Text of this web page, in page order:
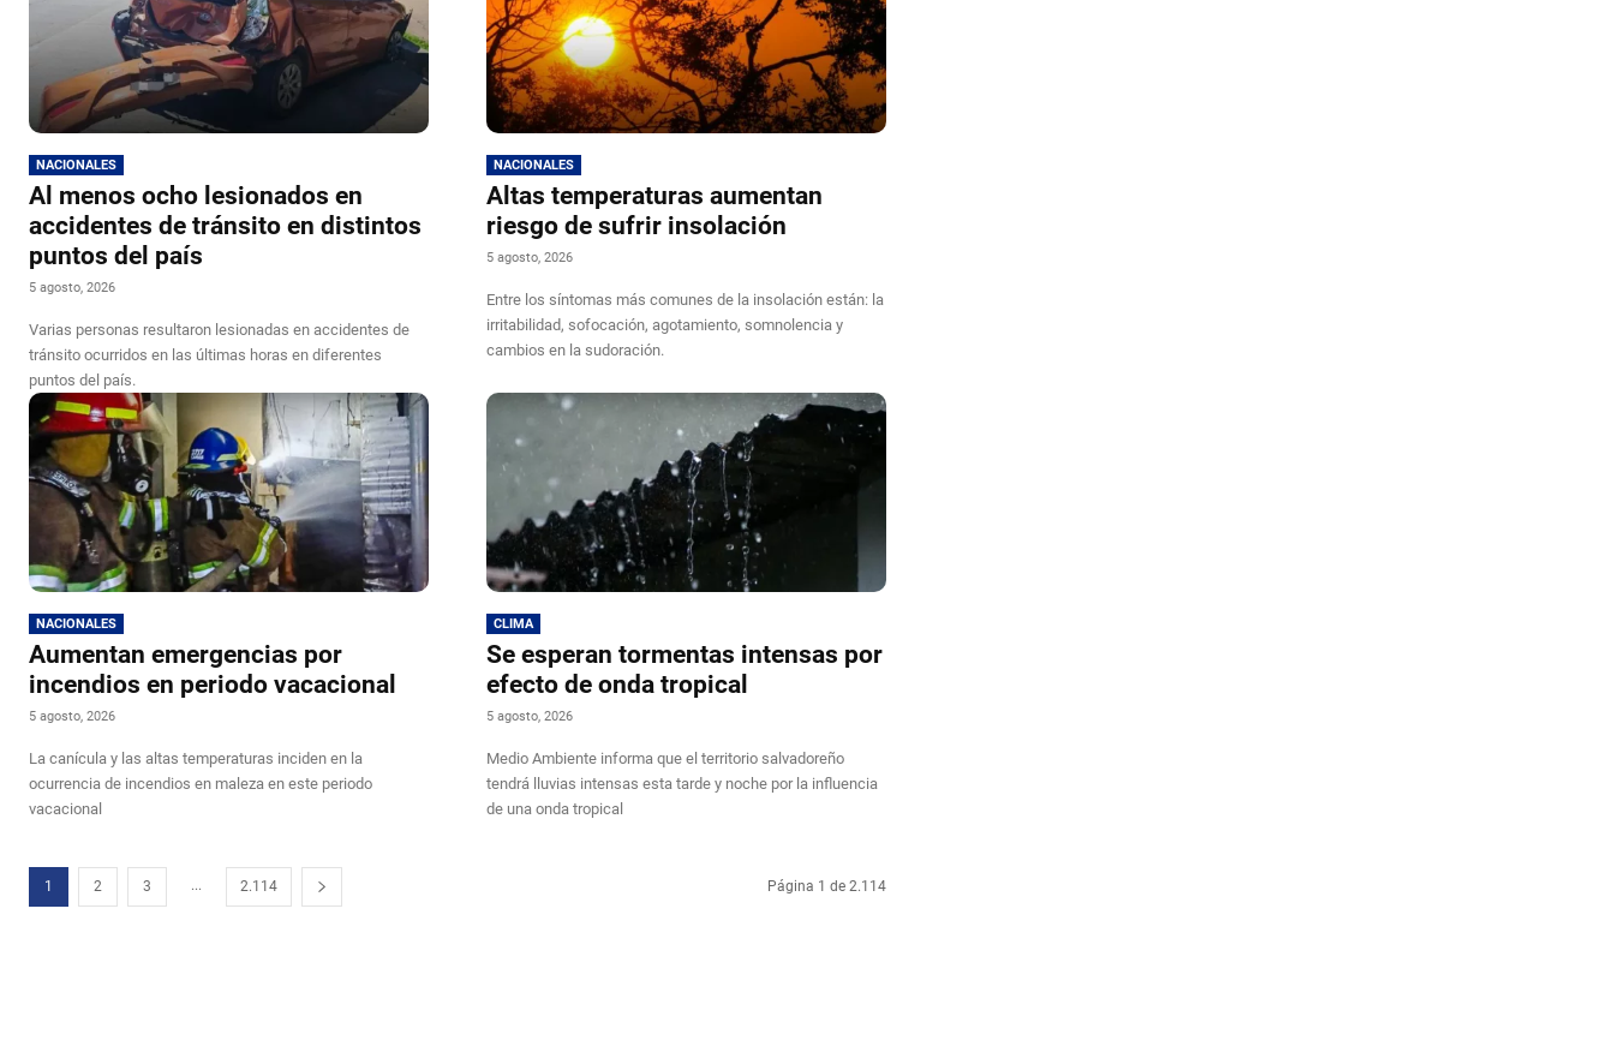
NACIONALES
Al menos ocho lesionados en
accidentes de tránsito en distintos
puntos del país
5 agosto, 2026
Varias personas resultaron lesionadas en accidentes de
tránsito ocurridos en las últimas horas en diferentes
puntos del país.
NACIONALES
Altas temperaturas aumentan
riesgo de sufrir insolación
5 agosto, 2026
Entre los síntomas más comunes de la insolación están: la
irritabilidad, sofocación, agotamiento, somnolencia y
cambios en la sudoración.
NACIONALES
Aumentan emergencias por
incendios en periodo vacacional
5 agosto, 2026
La canícula y las altas temperaturas inciden en la
ocurrencia de incendios en maleza en este periodo
vacacional
CLIMA
Se esperan tormentas intensas por
efecto de onda tropical
5 agosto, 2026
Medio Ambiente informa que el territorio salvadoreño
tendrá lluvias intensas esta tarde y noche por la influencia
de una onda tropical
1 2 3 ... 2.114 Página 1 de 2.114